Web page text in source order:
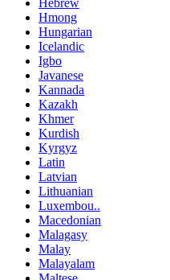
Hebrew
Hmong
Hungarian
Icelandic
Igbo
Javanese
Kannada
Kazakh
Khmer
Kurdish
Kyrgyz
Latin
Latvian
Lithuanian
Luxembou..
Macedonian
Malagasy
Malay
Malayalam